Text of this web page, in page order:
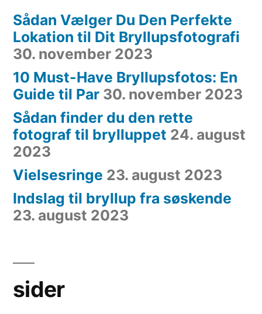
Sådan Vælger Du Den Perfekte
Lokation til Dit Bryllupsfotografi
30. november 2023
10 Must-Have Bryllupsfotos: En
Guide til Par 30. november 2023
Sådan finder du den rette
fotograf til brylluppet 24. august
2023
Vielsesringe 23. august 2023
Indslag til bryllup fra søskende
23. august 2023
sider